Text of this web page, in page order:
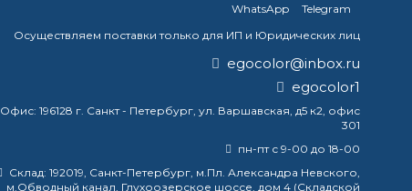
WhatsApp
Telegram
Осуществляем поставки только для ИП и Юридических лиц
egocolor@inbox.ru
egocolor1
Офис: 196128 г. Санкт - Петербург, ул. Варшавская, д5 к2, офис
301
пн-пт с 9-00 до 18-00
Склад: 192019, Санкт-Петербург, м.Пл. Александра Невского,
м.Обводный канал, Глухоозерское шоссе, дом 4 (Складской